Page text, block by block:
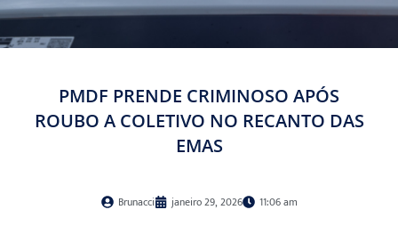
PMDF PRENDE CRIMINOSO APÓS
ROUBO A COLETIVO NO RECANTO DAS
EMAS
Brunacci janeiro 29, 2026 11:06 am